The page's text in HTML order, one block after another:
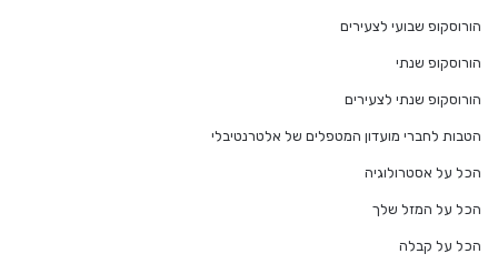
הורוסקופ שבועי לצעירים
הורוסקופ שנתי
הורוסקופ שנתי לצעירים
הטבות לחברי מועדון המטפלים של אלטרנטיבלי
הכל על אסטרולוגיה
הכל על המזל שלך
הכל על קבלה